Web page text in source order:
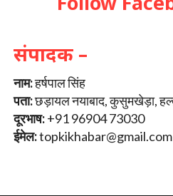
संपादक –
नाम:हर्षपाल सिंह
पता:छड़ायल नयाबाद, कुसुमखेड़ा,
दूरभाष:+91 96904 73030
ईमेल:topkikhabar@gmail.com